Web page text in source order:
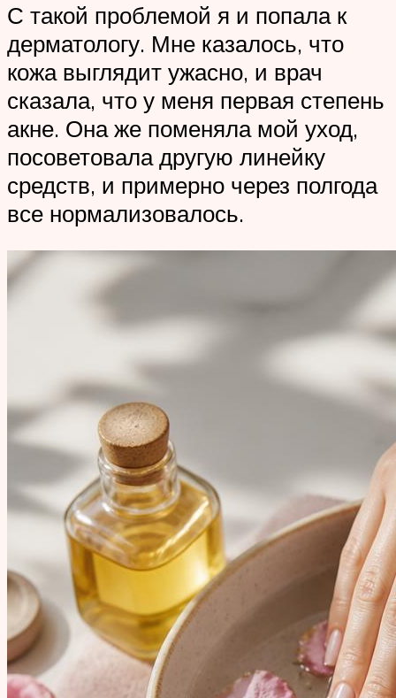
С такой проблемой я и попала к
дерматологу. Мне казалось, что
кожа выглядит ужасно, и врач
сказала, что у меня первая степень
акне. Она же поменяла мой уход,
посоветовала другую линейку
средств, и примерно через полгода
все нормализовалось.